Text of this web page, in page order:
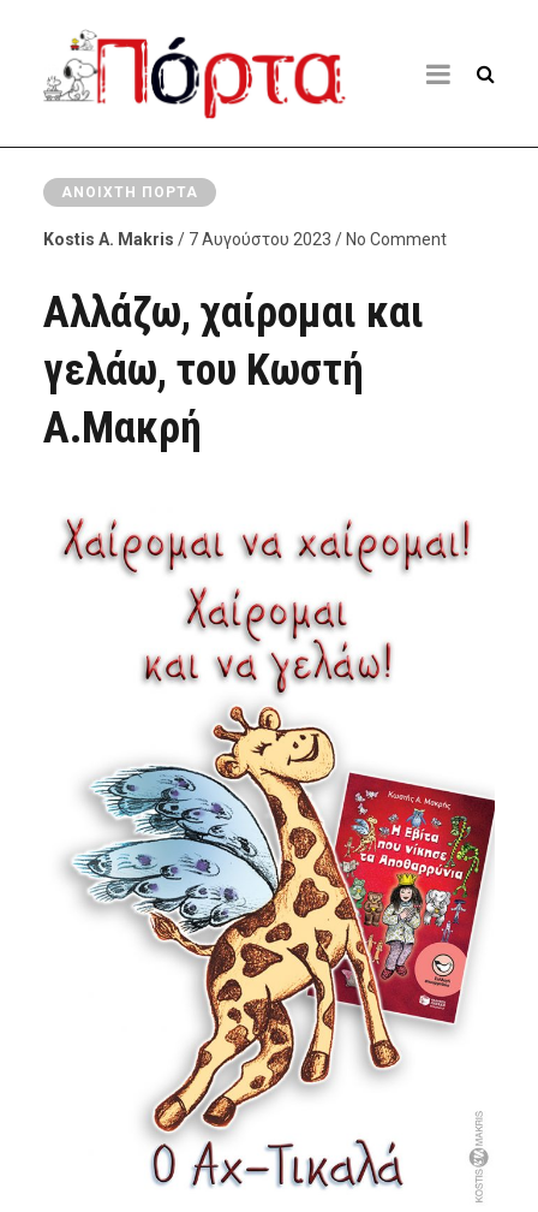
ΑΝΟΙΧΤΉ ΠΌΡΤΑ
Kostis A. Makris / 7 Αυγούστου 2023 / No Comment
Αλλάζω, χαίρομαι και
γελάω, του Κωστή
Α.Μακρή